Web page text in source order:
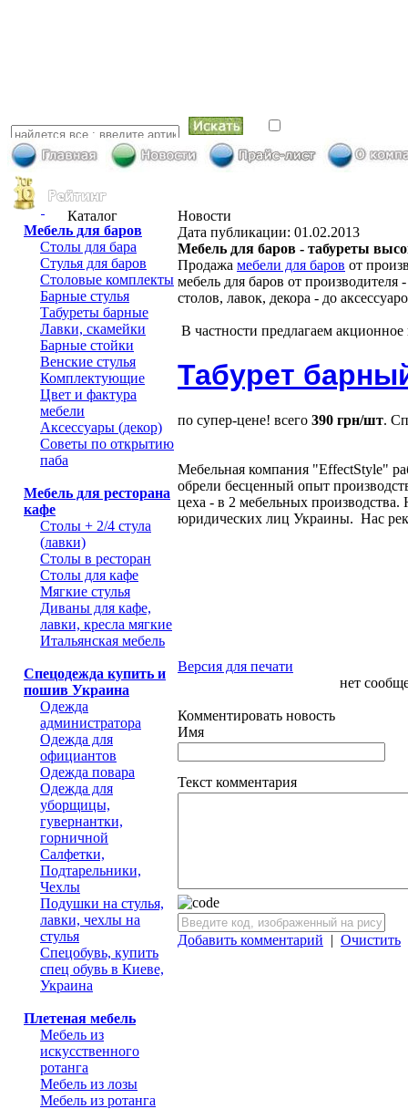
Каталог
Мебель для баров
Столы для бара
Стулья для баров
Столовые комплекты
Барные стулья
Табуреты барные
Лавки, скамейки
Барные стойки
Венские стулья
Комплектующие
Цвет и фактура
мебели
Аксессуары (декор)
Советы по открытию
паба
Мебель для ресторана
кафе
Столы + 2/4 стула
(лавки)
Столы в ресторан
Столы для кафе
Мягкие стулья
Диваны для кафе,
лавки, кресла мягкие
Итальянская мебель
Спецодежда купить и
пошив Украина
Одежда
администратора
Одежда для
официантов
Одежда повара
Одежда для
уборщицы,
гувернантки,
горничной
Салфетки,
Подтарельники,
Чехлы
Подушки на стулья,
лавки, чехлы на
стулья
Спецобувь, купить
спец обувь в Киеве,
Украина
Плетеная мебель
Мебель из
искусственного
ротанга
Мебель из лозы
Мебель из ротанга
Новости
Дата публикации: 01.02.2013
Мебель для баров - табуреты
Продажа мебели для баров от
мебель для баров от производителя
столов, лавок, декора - до
В частности предлагаем
Табурет
по супер-цене! всего 390 грн/шт.
Мебельная компания "EffectStyle"
обрели бесценный опыт
цеха - в 2 мебельных
юридических лиц Украины. Нас
Версия для печати
нет
Комментировать новость
Имя
Текст комментария
Добавить комментарий | Очистить